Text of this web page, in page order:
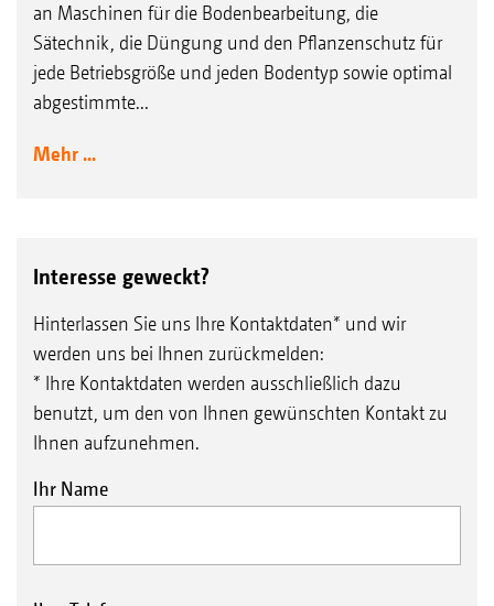
an Maschinen für die Bodenbearbeitung, die
Sätechnik, die Düngung und den Pflanzenschutz für
jede Betriebsgröße und jeden Bodentyp sowie optimal
abgestimmte...
Mehr ...
Interesse geweckt?
Hinterlassen Sie uns Ihre Kontaktdaten* und wir
werden uns bei Ihnen zurückmelden:
* Ihre Kontaktdaten werden ausschließlich dazu
benutzt, um den von Ihnen gewünschten Kontakt zu
Ihnen aufzunehmen.
Ihr Name